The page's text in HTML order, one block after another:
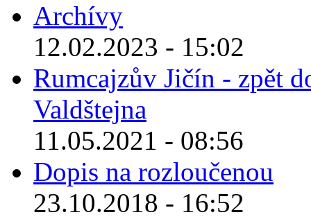
Archívy
12.02.2023 - 15:02
Rumcajzův Jičín - zpět
Valdštejna
11.05.2021 - 08:56
Dopis na rozloučenou
23.10.2018 - 16:52